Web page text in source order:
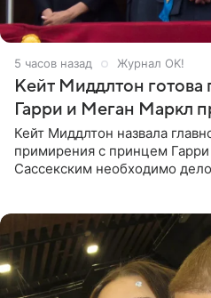
5 часов назад Журнал OK!
Кейт Миддлтон готова
Гарри и Меган Маркл
Кейт Миддлтон назвала
примирения с принцем
Сассекским необходимо